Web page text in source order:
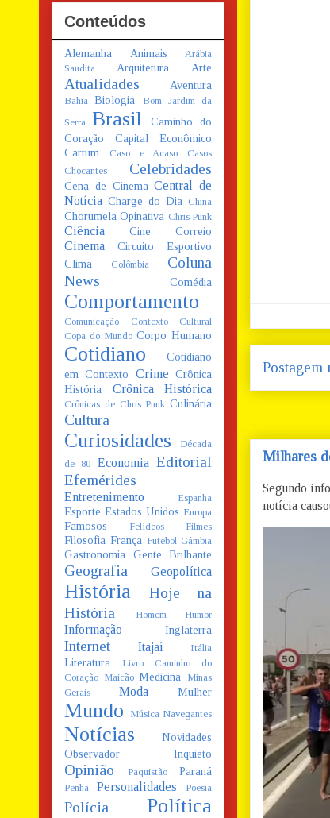
Postagem
Milhares
Segundo
notícia
Conteúdos
Alemanha Animais
Arábia
Saudita
Arquitetura Arte
Atualidades Aventura
Bahia Biologia
Bom Jardim da
Serra
Brasil
Caminho do
Coração
Capital Econômico
Cartum
Caso e Acaso
Casos
Chocantes
Celebridades
Cena de Cinema Central de
Notícia Charge do Dia China
Chorumela Opinativa Chris Punk
Ciência Cine Correio
Cinema
Circuito Esportivo
Clima
Colômbia
Coluna
News
Comédia
Comportamento
Comunicação
Contexto Cultural
Copa do Mundo Corpo Humano
Cotidiano
Cotidiano
em Contexto
Crime Crônica
História
Crônica Histórica
Crônicas de Chris Punk Culinária
Cultura
Curiosidades
Década
de 80
Economia Editorial
Efemérides
Entretenimento Espanha
Esporte Estados Unidos Europa
Famosos Felídeos Filmes
Filosofia França Futebol Gâmbia
Gastronomia Gente Brilhante
Geografia Geopolítica
História
Hoje na
História
Homem Humor
Informação Inglaterra
Internet Itajaí Itália
Literatura
Livro Caminho do
Coração Maicão Medicina
Minas
Gerais
Moda Mulher
Mundo Música Navegantes
Notícias
Novidades
Observador Inquieto
Opinião Paquistão Paraná
Penha Personalidades Poesia
Polícia Política